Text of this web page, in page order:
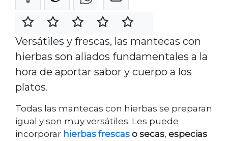
Versátiles y frescas, las mantecas con
hierbas son aliados fundamentales a la
hora de aportar sabor y cuerpo a los
platos.
Todas las mantecas con hierbas se preparan
igual y son muy versátiles. Les puede
incorporar hierbas frescas o secas, especias